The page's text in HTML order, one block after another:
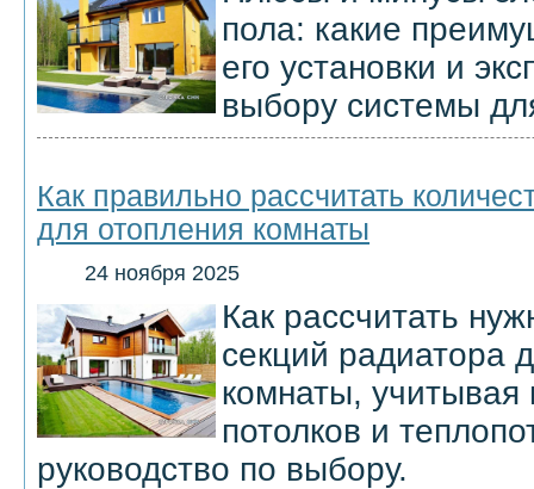
пола: какие
его установки и
выбору системы
Как правильно рассчитать
для отопления комнаты
24 ноября 2025
Как рассчитать
секций радиатора
комнаты,
потолков и
руководство по выбору.